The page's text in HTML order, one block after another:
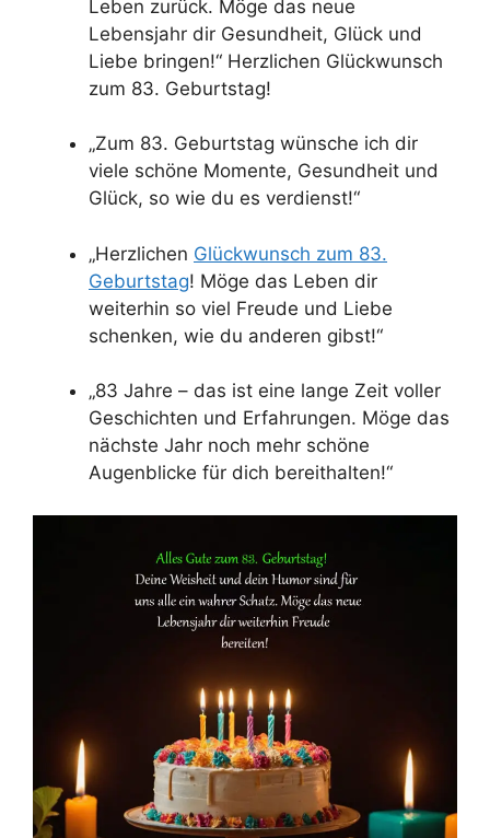
Leben zurück. Möge das neue
Lebensjahr dir Gesundheit, Glück und
Liebe bringen!“ Herzlichen Glückwunsch
zum 83. Geburtstag!
„Zum 83. Geburtstag wünsche ich dir
viele schöne Momente, Gesundheit und
Glück, so wie du es verdienst!“
„Herzlichen Glückwunsch zum 83.
Geburtstag! Möge das Leben dir
weiterhin so viel Freude und Liebe
schenken, wie du anderen gibst!“
„83 Jahre – das ist eine lange Zeit voller
Geschichten und Erfahrungen. Möge das
nächste Jahr noch mehr schöne
Augenblicke für dich bereithalten!“